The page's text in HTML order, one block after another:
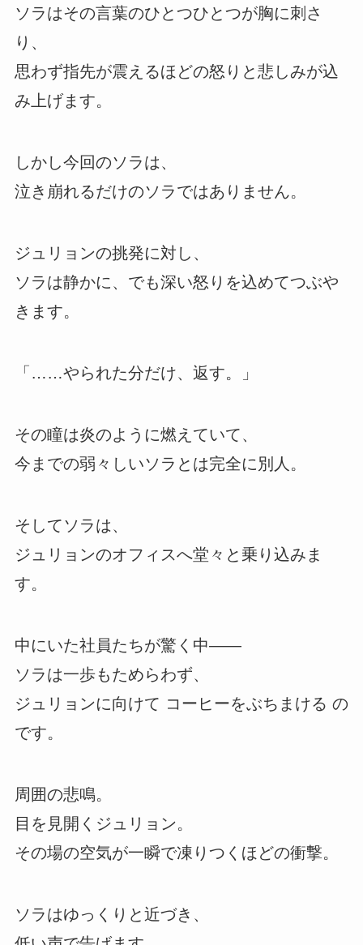
ソラはその言葉のひとつひとつが胸に刺さ
り、
思わず指先が震えるほどの怒りと悲しみが込
み上げます。
しかし今回のソラは、
泣き崩れるだけのソラではありません。
ジュリョンの挑発に対し、
ソラは静かに、でも深い怒りを込めてつぶや
きます。
「……やられた分だけ、返す。」
その瞳は炎のように燃えていて、
今までの弱々しいソラとは完全に別人。
そしてソラは、
ジュリョンのオフィスへ堂々と乗り込みま
す。
中にいた社員たちが驚く中――
ソラは一歩もためらわず、
ジュリョンに向けて コーヒーをぶちまける の
です。
周囲の悲鳴。
目を見開くジュリョン。
その場の空気が一瞬で凍りつくほどの衝撃。
ソラはゆっくりと近づき、